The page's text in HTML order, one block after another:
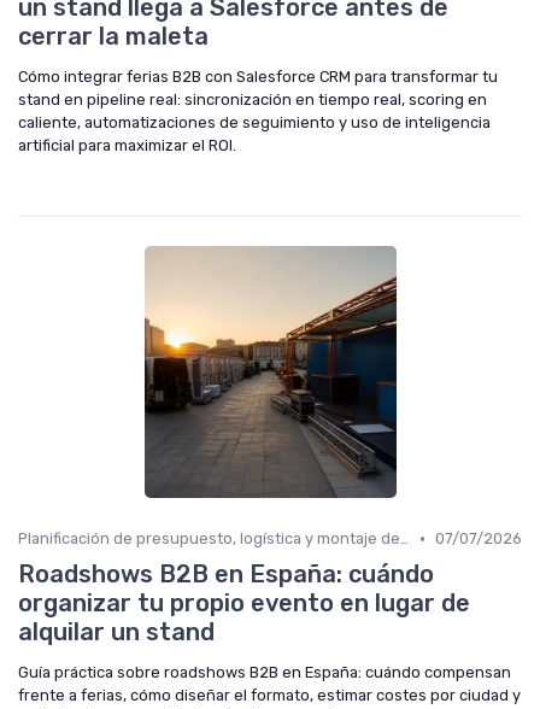
un stand llega a Salesforce antes de
cerrar la maleta
Cómo integrar ferias B2B con Salesforce CRM para transformar tu
stand en pipeline real: sincronización en tiempo real, scoring en
caliente, automatizaciones de seguimiento y uso de inteligencia
artificial para maximizar el ROI.
Planificación de presupuesto, logística y montaje de stand • 07/07/2026
Roadshows B2B en España: cuándo
organizar tu propio evento en lugar de
alquilar un stand
Guía práctica sobre roadshows B2B en España: cuándo compensan
frente a ferias, cómo diseñar el formato, estimar costes por ciudad y